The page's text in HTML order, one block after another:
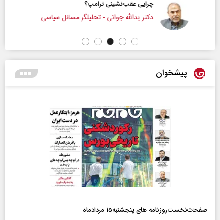
چرایی عقب‌نشینی ترامپ؟
دکتر یدالله جوانی - تحلیلگر مسائل سیاسی
پیشخوان
صفحات‌نخست‌روزنامه ها‌ی پنجشنبه‌۱۵ مردادماه